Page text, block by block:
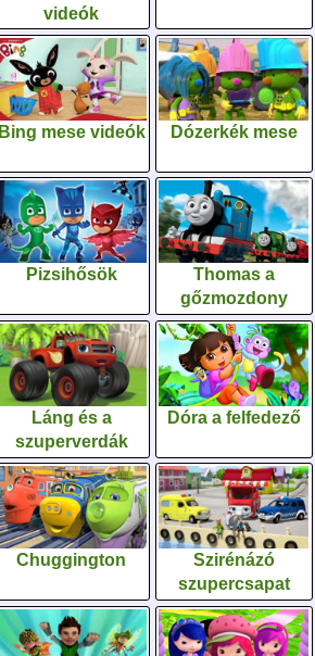
videók
Bing mese videók Dózerkék mese
Pizsihősök
Thomas a
gőzmozdony
Láng és a
szuperverdák
Dóra a felfedező
Chuggington
Szirénázó
szupercsapat